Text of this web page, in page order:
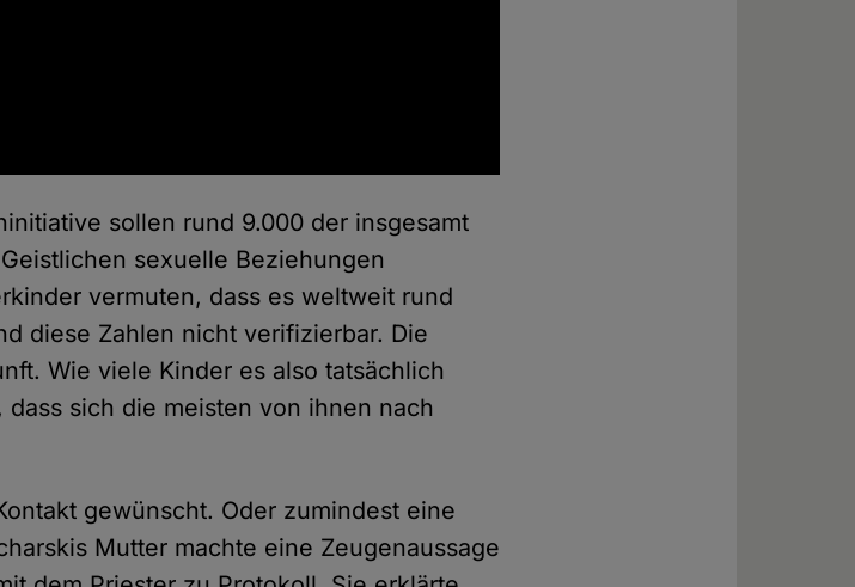
sollen rund 9.000 der insgesamt
sexuelle Beziehungen
vermuten, dass es weltweit rund
diese Zahlen nicht verifizierbar. Die
Wie viele Kinder es also tatsächlich
sich die meisten von ihnen nach
gewünscht. Oder zumindest eine
Mutter machte eine Zeugenaussage